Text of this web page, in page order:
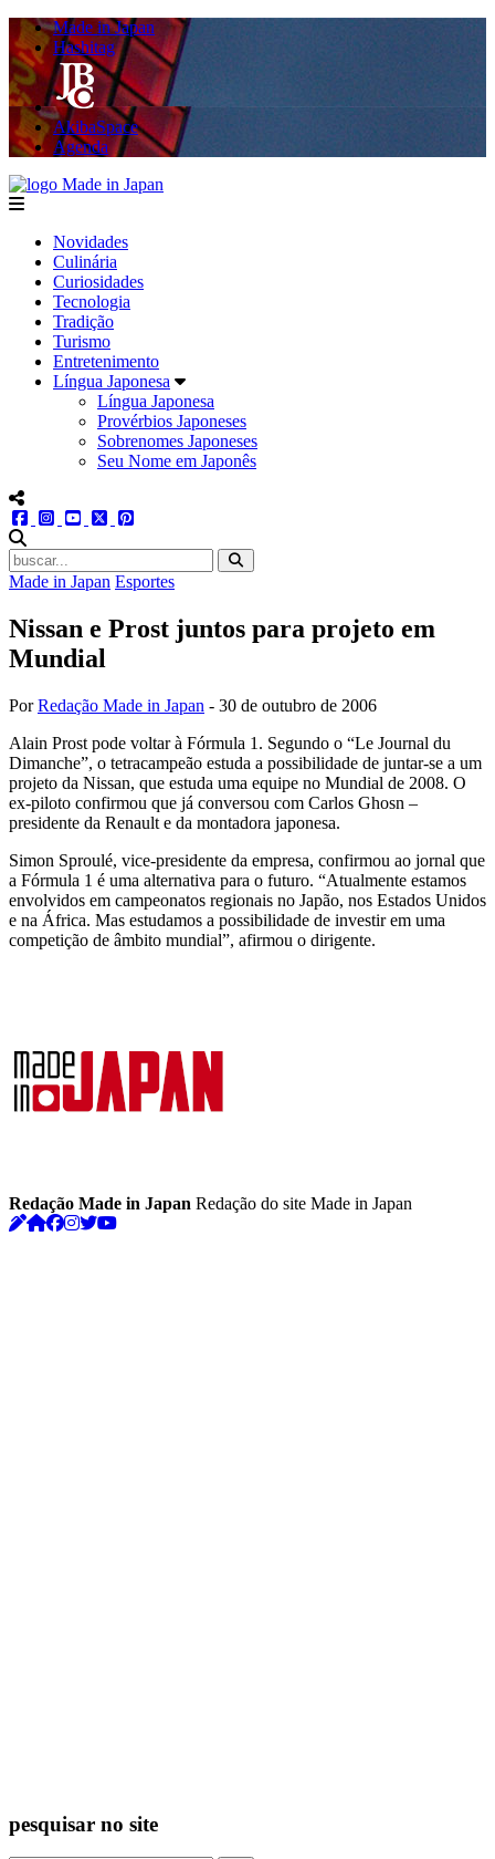
Made in Japan
Hashitag
AkibaSpace
Agenda
menu
Novidades
Culinária
Curiosidades
Tecnologia
Tradição
Turismo
Entretenimento
Língua Japonesa
Língua Japonesa
Provérbios Japoneses
Sobrenomes Japoneses
Seu Nome em Japonês
menu redes social
facebookinstagram
youtube
twitter
Made in Japan Esportes
Nissan e Prost juntos para projeto em
Mundial
PorRedação Made in Japan - 30 de outubro de 2006
Alain Prost pode voltar à Fórmula 1. Segundo o “Le Journal du
Dimanche”, o tetracampeão estuda a possibilidade de juntar-se a um
projeto da Nissan, que estuda uma equipe no Mundial de 2008. O
ex-piloto confirmou que já conversou com Carlos Ghosn –
presidente da Renault e da montadora japonesa.
Simon Sproulé, vice-presidente da empresa, confirmou ao jornal que
a Fórmula 1 é uma alternativa para o futuro. “Atualmente estamos
envolvidos em campeonatos regionais no Japão, nos Estados Unidos
e na África. Mas estudamos a possibilidade de investir em uma
competição de âmbito mundial”, afirmou o dirigente.
Redação Made in Japan Redação do site Made in Japan
pesquisar no site